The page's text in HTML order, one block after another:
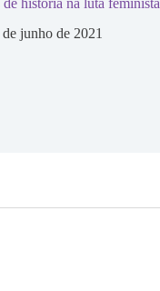
de história na luta feminista
junho de 2021